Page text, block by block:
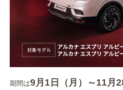
期間は9月1日（月）～11月